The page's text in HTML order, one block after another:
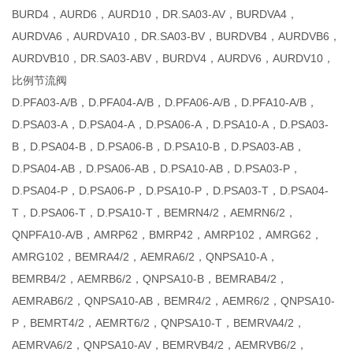
BURD4，AURD6，AURD10，DR.SA03-AV，BURDVA4，
AURDVA6，AURDVA10，DR.SA03-BV，BURDVB4，AURDVB6，
AURDVB10，DR.SA03-ABV，BURDV4，AURDV6，AURDV10，
比例节流阀
D.PFA03-A/B，D.PFA04-A/B，D.PFA06-A/B，D.PFA10-A/B，
D.PSA03-A，D.PSA04-A，D.PSA06-A，D.PSA10-A，D.PSA03-
B，D.PSA04-B，D.PSA06-B，D.PSA10-B，D.PSA03-AB，
D.PSA04-AB，D.PSA06-AB，D.PSA10-AB，D.PSA03-P，
D.PSA04-P，D.PSA06-P，D.PSA10-P，D.PSA03-T，D.PSA04-
T，D.PSA06-T，D.PSA10-T，BEMRN4/2，AEMRN6/2，
QNPFA10-A/B，AMRP62，BMRP42，AMRP102，AMRG62，
AMRG102，BEMRA4/2，AEMRA6/2，QNPSA10-A，
BEMRB4/2，AEMRB6/2，QNPSA10-B，BEMRAB4/2，
AEMRAB6/2，QNPSA10-AB，BEMR4/2，AEMR6/2，QNPSA10-
P，BEMRT4/2，AEMRT6/2，QNPSA10-T，BEMRVA4/2，
AEMRVA6/2，QNPSA10-AV，BEMRVB4/2，AEMRVB6/2，